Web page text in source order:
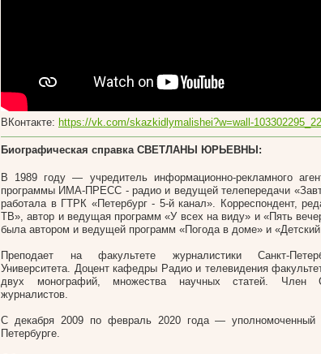
ВКонтакте: https://vk.com/skazkidlymalishei?w=wall-
Биографическая справка СВЕТЛАНЫ ЮРЬЕВНЫ:
В 1989 году— учредитель информационно-рекламного
программы ИМА-ПРЕСС - радио и ведущей телепередачи
работала в ГТРК «Петербург - 5-й канал». Корреспондент,
ТВ», автор и ведущая программ «У всех на виду» и «Пять
была автором и ведущей программ «Погода в доме» и «Детский
Преподает на факультете журналистики Санкт-
Университета. Доцент кафедры Радио и телевидения
двух монографий, множества научных статей. Член
журналистов.
С декабря 2009 по февраль 2020 года—
Петербурге.